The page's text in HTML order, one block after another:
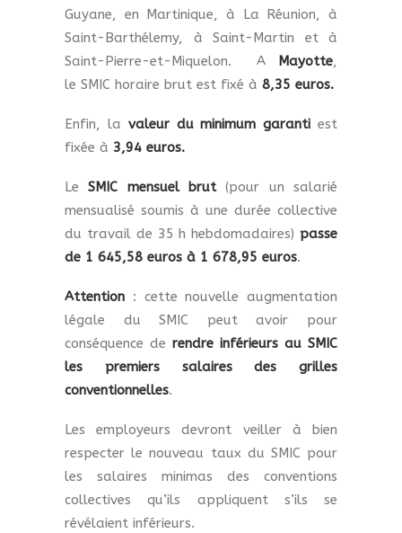
Guyane, en Martinique, à La Réunion, à
Saint-Barthélemy, à Saint-Martin et à
Saint-Pierre-et-Miquelon.
A Mayotte,
le SMIC horaire brut est fixé à 8,35 euros.
Enfin, la valeur du minimum garanti est
fixée à 3,94 euros.
LeSMIC mensuel brut(pour un salarié
mensualisé soumis à une durée collective
du travail de 35 h hebdomadaires) passe
de 1 645,58 euros à 1 678,95 euros.
Attention : cette nouvelle augmentation
légale du SMIC peut avoir pour
conséquence de rendre inférieurs au SMIC
les premiers salaires des grilles
conventionnelles.
Les employeurs devront veiller à bien
respecter le nouveau taux du SMIC pour
les salaires minimas des conventions
collectives qu’ils appliquent s’ils se
révélaient inférieurs.